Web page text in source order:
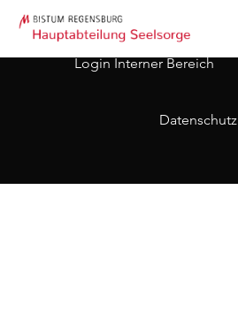
Login Interner Bereich
Datenschutz